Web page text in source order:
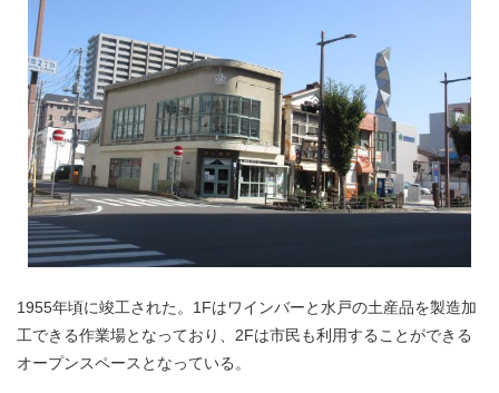
1955年頃に竣工された。1Fはワインバーと水戸の土産品を製造加
工できる作業場となっており、2Fは市民も利用することができる
オープンスペースとなっている。